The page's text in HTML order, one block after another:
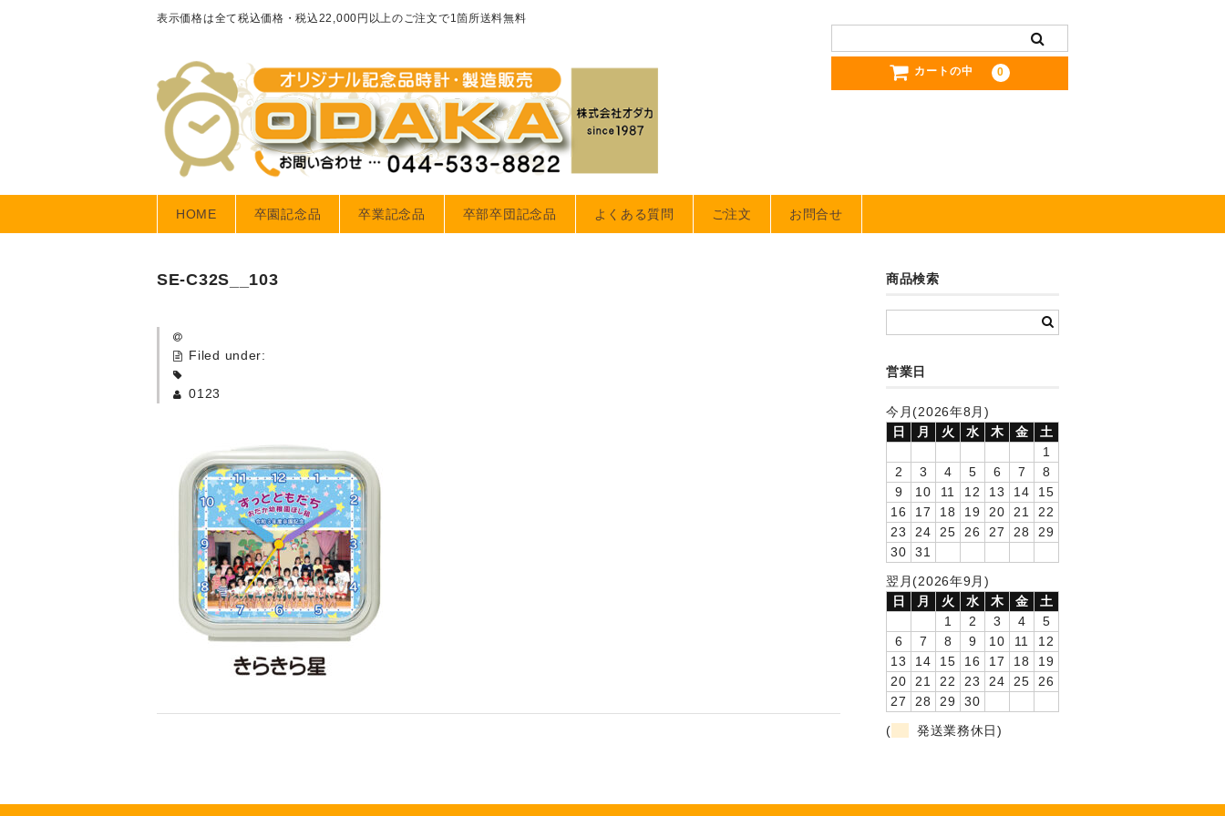
表示価格は全て税込価格・税込22,000円以上のご注文で1箇所送料無料
カートの中 0
HOME 卒園記念品 卒業記念品 卒部卒団記念品 よくある質問 ご注文 お問合せ
SE-C32S__103
Filed under:
0123
商品検索
営業日
今月(2026年8月)
日
月 火 水 木 金
土
1
2
3 4 5 6 7
8
9
10 11 12 13 14
15
16
17 18 19 20 21
22
23
24 25 26 27 28
29
30
31
翌月(2026年9月)
日
月 火 水 木 金
土
1
2 3 4
5
6
7 8 9 10 11
12
13
14 15 16 17 18
19
20
21 22 23 24 25
26
27
28 29
30
(
発送業務休日)